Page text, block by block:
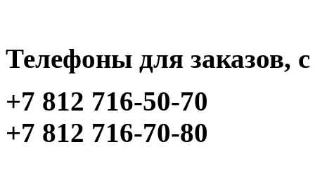
Телефоны для заказов,
+7 812 716-50-70
+7 812 716-70-80